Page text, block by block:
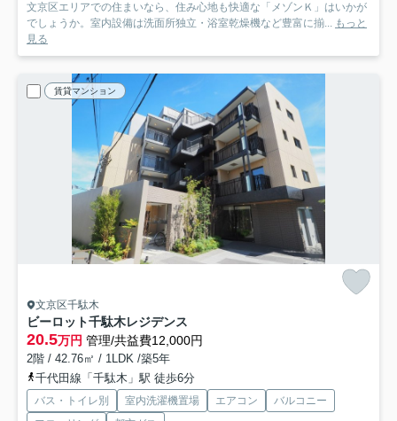
文京区エリアでの住まいなら、住み心地も快適な「メゾンＫ」はいかが
でしょうか。室内設備は洗面所独立・浴室乾燥機など豊富に揃... もっと
見る
賃貸マンション
文京区千駄木
ビーロット千駄木レジデンス
20.5万円 管理/共益費12,000円
2階 / 42.76㎡ / 1LDK /築5年
千代田線「千駄木」駅 徒歩6分
バス・トイレ別 室内洗濯機置場 エアコン
バルコニー